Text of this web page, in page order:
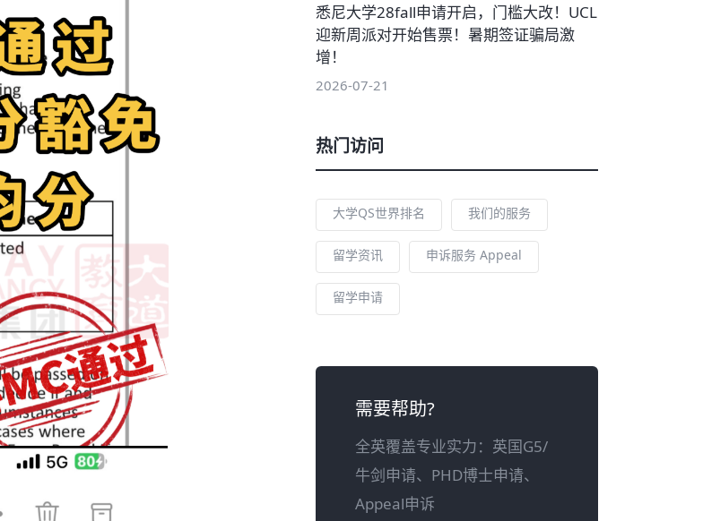
悉尼大学28fall申请开启，门槛大改！UCL
迎新周派对开始售票！暑期签证骗局激
增！
2026-07-21
热门访问
大学QS世界排名 我们的服务
留学资讯 申诉服务 Appeal
留学申请
需要帮助?
全英覆盖专业实力：英国G5/
牛剑申请、PHD博士申请、
Appeal申诉